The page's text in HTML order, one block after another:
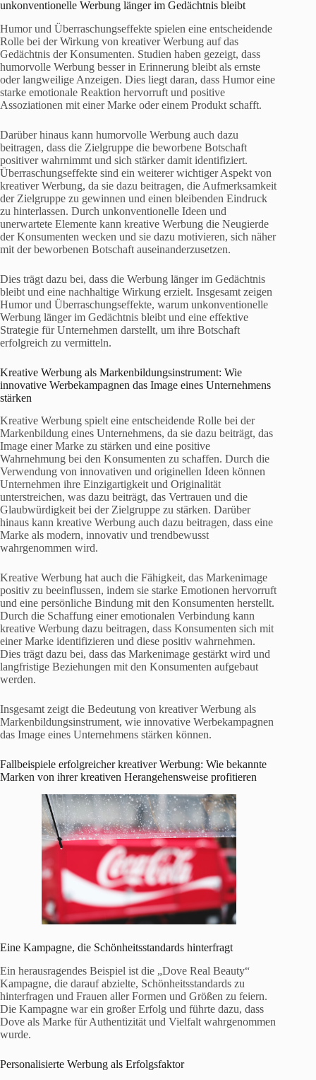
unkonventionelle Werbung länger im Gedächtnis bleibt
Humor und Überraschungseffekte spielen eine entscheidende
Rolle bei der Wirkung von kreativer Werbung auf das
Gedächtnis der Konsumenten. Studien haben gezeigt, dass
humorvolle Werbung besser in Erinnerung bleibt als ernste
oder langweilige Anzeigen. Dies liegt daran, dass Humor eine
starke emotionale Reaktion hervorruft und positive
Assoziationen mit einer Marke oder einem Produkt schafft.
Darüber hinaus kann humorvolle Werbung auch dazu
beitragen, dass die Zielgruppe die beworbene Botschaft
positiver wahrnimmt und sich stärker damit identifiziert.
Überraschungseffekte sind ein weiterer wichtiger Aspekt von
kreativer Werbung, da sie dazu beitragen, die Aufmerksamkeit
der Zielgruppe zu gewinnen und einen bleibenden Eindruck
zu hinterlassen. Durch unkonventionelle Ideen und
unerwartete Elemente kann kreative Werbung die Neugierde
der Konsumenten wecken und sie dazu motivieren, sich näher
mit der beworbenen Botschaft auseinanderzusetzen.
Dies trägt dazu bei, dass die Werbung länger im Gedächtnis
bleibt und eine nachhaltige Wirkung erzielt. Insgesamt zeigen
Humor und Überraschungseffekte, warum unkonventionelle
Werbung länger im Gedächtnis bleibt und eine effektive
Strategie für Unternehmen darstellt, um ihre Botschaft
erfolgreich zu vermitteln.
Kreative Werbung als Markenbildungsinstrument: Wie
innovative Werbekampagnen das Image eines Unternehmens
stärken
Kreative Werbung spielt eine entscheidende Rolle bei der
Markenbildung eines Unternehmens, da sie dazu beiträgt, das
Image einer Marke zu stärken und eine positive
Wahrnehmung bei den Konsumenten zu schaffen. Durch die
Verwendung von innovativen und originellen Ideen können
Unternehmen ihre Einzigartigkeit und Originalität
unterstreichen, was dazu beiträgt, das Vertrauen und die
Glaubwürdigkeit bei der Zielgruppe zu stärken. Darüber
hinaus kann kreative Werbung auch dazu beitragen, dass eine
Marke als modern, innovativ und trendbewusst
wahrgenommen wird.
Kreative Werbung hat auch die Fähigkeit, das Markenimage
positiv zu beeinflussen, indem sie starke Emotionen hervorruft
und eine persönliche Bindung mit den Konsumenten herstellt.
Durch die Schaffung einer emotionalen Verbindung kann
kreative Werbung dazu beitragen, dass Konsumenten sich mit
einer Marke identifizieren und diese positiv wahrnehmen.
Dies trägt dazu bei, dass das Markenimage gestärkt wird und
langfristige Beziehungen mit den Konsumenten aufgebaut
werden.
Insgesamt zeigt die Bedeutung von kreativer Werbung als
Markenbildungsinstrument, wie innovative Werbekampagnen
das Image eines Unternehmens stärken können.
Fallbeispiele erfolgreicher kreativer Werbung: Wie bekannte
Marken von ihrer kreativen Herangehensweise profitieren
Eine Kampagne, die Schönheitsstandards hinterfragt
Ein herausragendes Beispiel ist die „Dove Real Beauty“
Kampagne, die darauf abzielte, Schönheitsstandards zu
hinterfragen und Frauen aller Formen und Größen zu feiern.
Die Kampagne war ein großer Erfolg und führte dazu, dass
Dove als Marke für Authentizität und Vielfalt wahrgenommen
wurde.
Personalisierte Werbung als Erfolgsfaktor